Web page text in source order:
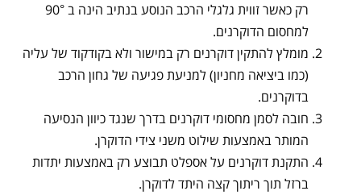
רק כאשר זווית גלגלי הרכב הנוסע בנתיב הינה ב 90°
למחסום הדוקרנים.
מומלץ להתקין דוקרנים רק במישור ולא בקודקוד של עליה
(כמו ביציאה מחניון) למניעת פגיעה של גחון הרכב
בדוקרנים.
חובה לסמן מחסומי דוקרנים בדרך שנגד כיוון הנסיעה
המותר באמצעות שילוט משני צידי הדוקרן.
התקנת דוקרנים על אספלט תבוצע רק באמצעות יתדות
ברזל תוך ריתוך קצה היתד לדוקרן.